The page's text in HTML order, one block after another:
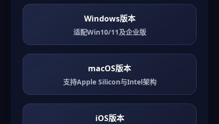
Windows版本
适配Win10/11及企业版
macOS版本
支持Apple Silicon与Intel架构
iOS版本